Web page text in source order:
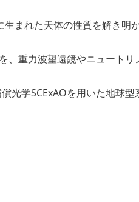
生まれた天体の性質を解き明
、重力波望遠鏡やニュートリ
光学SCExAOを用いた地球型